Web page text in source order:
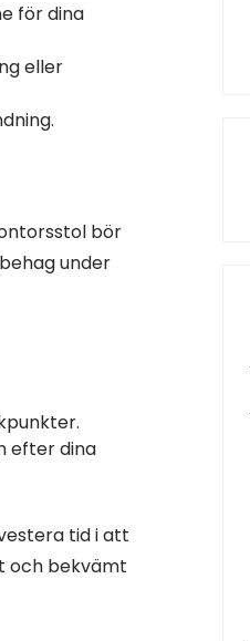
för dina
eller
bör
under
efter dina
tid i att
och bekvämt